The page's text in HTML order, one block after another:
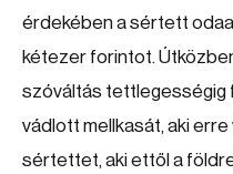
érdekében a sértett
kétezer forintot.
szóváltás tettlegességig
vádlott mellkasát, aki
sértettet, aki ettől a